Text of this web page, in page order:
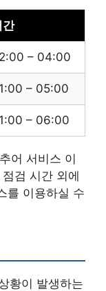
간
– 04:00
– 05:00
– 06:00
어 서비스 이
검 시간 외에
를 이용하실 수
황이 발생하는